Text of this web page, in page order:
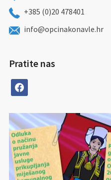
+385 (0)20 478401
info@opcinakonavle.hr
Pratite nas
facebook